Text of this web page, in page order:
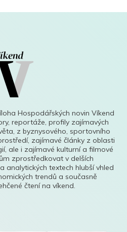
Hospodářských novin Víkend
reportáže, profily zajímavých
z byznysového, sportovního
zajímavé články z oblasti
ale i zajímavé kulturní a filmové
zprostředkovat v delších
analytických textech hlubší vhled
trendů a současně
čtení na víkend.